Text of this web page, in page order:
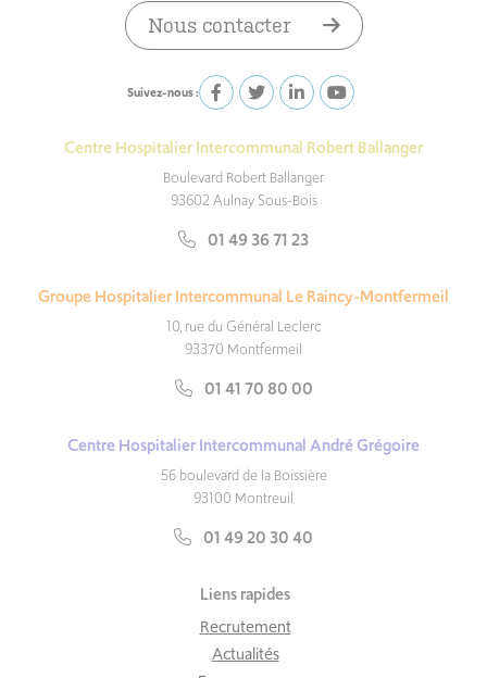
Suivez-nous :
Nous contacter
Centre Hospitalier Intercommunal Robert Ballanger
Boulevard Robert Ballanger
93602 Aulnay Sous-Bois
01 49 36 71 23
Groupe Hospitalier Intercommunal Le Raincy-Montfermeil
10, rue du Général Leclerc
93370 Montfermeil
01 41 70 80 00
Centre Hospitalier Intercommunal André Grégoire
56 boulevard de la Boissière
93100 Montreuil
01 49 20 30 40
Liens rapides
Recrutement
Actualités